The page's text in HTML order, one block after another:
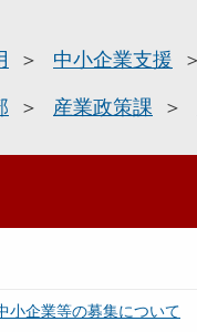
中小企業支援
産業政策課
小企業等の募集について